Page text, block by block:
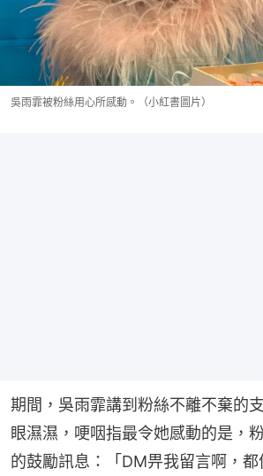
吳雨霏被粉絲用心所感動。（小紅書圖片）
期間，吳雨霏講到粉絲不離不棄的
眼濕濕，哽咽指最令她感動的是，
的鼓勵訊息：「DM畀我留言啊，都